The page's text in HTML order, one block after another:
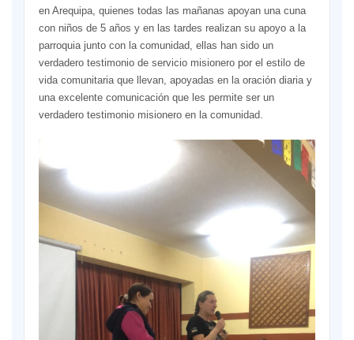
en Arequipa, quienes todas las mañanas apoyan una cuna
con niños de 5 años y en las tardes realizan su apoyo a la
parroquia junto con la comunidad, ellas han sido un
verdadero testimonio de servicio misionero por el estilo de
vida comunitaria que llevan, apoyadas en la oración diaria y
una excelente comunicación que les permite ser un
verdadero testimonio misionero en la comunidad.